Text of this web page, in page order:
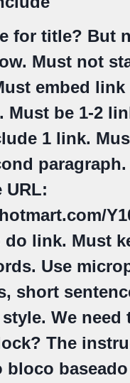
for title? But
Must not
embed link
Must be 1-2
1 link.
URL:
do link. Must
Use
short
We need
The
bloco baseado